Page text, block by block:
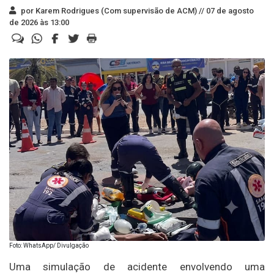
por Karem Rodrigues (Com supervisão de ACM) // 07 de agosto
de 2026 às 13:00
Foto: WhatsApp/ Divulgação
Uma simulação de acidente envolvendo uma